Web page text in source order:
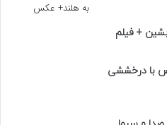
+ فیلم
با درخششی